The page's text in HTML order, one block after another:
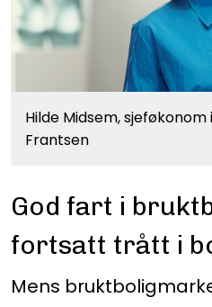
Hilde Midsem, sjeføkonom
Frantsen
God fart i
fortsatt trått i
Mens